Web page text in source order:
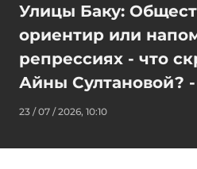
Улицы Баку:
ориентир или
репрессиях - что
Айны
23 / 07 / 2026, 10:10